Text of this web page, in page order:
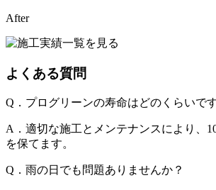
After
よくある質問
Q．プログリーンの寿命はどのくらいで
A．適切な施工とメンテナンスにより、
を保てます。
Q．雨の日でも問題ありませんか？